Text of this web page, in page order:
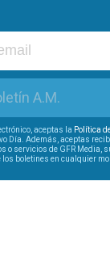
A.M.
aceptas la Política
Día. Además, aceptas
o servicios de GFR Media,
boletines en cualquier